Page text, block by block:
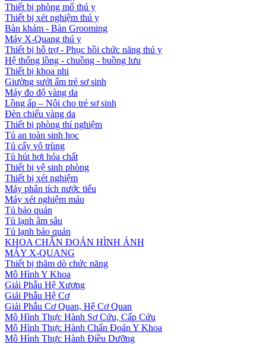
Thiết bị phòng mổ thú y
Thiết bị xét nghiệm thú y
Bàn khám - Bàn Grooming
Máy X-Quang thú y
Thiết bị hỗ trợ - Phục hồi chức năng thú y
Hệ thống lồng - chuồng - buồng lưu
Thiết bị khoa nhi
Giường sưởi ấm trẻ sơ sinh
Máy đo độ vàng da
Lồng ấp – Nôi cho trẻ sơ sinh
Đèn chiếu vàng da
Thiết bị phòng thí nghiệm
Tủ an toàn sinh học
Tủ cấy vô trùng
Tủ hút hơi hóa chất
Thiết bị vệ sinh phòng
Thiết bị xét nghiệm
Máy phân tích nước tiểu
Máy xét nghiệm máu
Tủ bảo quản
Tủ lạnh âm sâu
Tủ lạnh bảo quản
KHOA CHẨN ĐOÁN HÌNH ẢNH
MÁY X-QUANG
Thiết bị thăm dò chức năng
Mô Hình Y Khoa
Giải Phẫu Hệ Xương
Giải Phẫu Hệ Cơ
Giải Phẫu Cơ Quan, Hệ Cơ Quan
Mô Hình Thực Hành Sơ Cứu, Cấp Cứu
Mô Hình Thực Hành Chẩn Đoán Y Khoa
Mô Hình Thực Hành Điều Dưỡng